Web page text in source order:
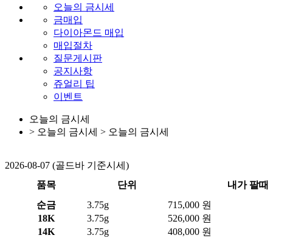
오늘의 금시세
금매입
다이아몬드 매입
매입절차
질문게시판
공지사항
쥬얼리 팁
이벤트
오늘의 금시세
> 오늘의 금시세 > 오늘의 금시세
2026-08-07 (골드바 기준시세)
품목
단위 내가 팔때
순금
3.75g 715,000 원
18K
3.75g 526,000 원
14K
3.75g 408,000 원